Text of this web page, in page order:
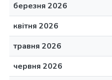
березня 2026
квітня 2026
травня 2026
червня 2026